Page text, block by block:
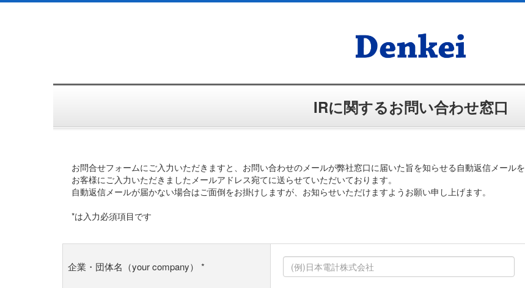
IRに関するお問い合わせ窓口
お問合せフォームにご入力いただきますと、お問い合わせのメールが弊社窓口に届いた旨を知らせる自動返信メールを
お客様にご入力いただきましたメールアドレス宛てに送らせていただいております。
自動返信メールが届かない場合はご面倒をお掛けしますが、お知らせいただけますようお願い申し上げます。
*は入力必須項目です
企業・団体名（your company） *